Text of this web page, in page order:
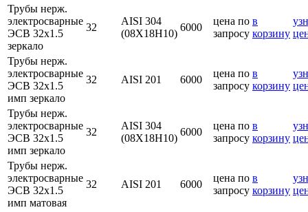
Трубы нерж.
электросварные
ЭСВ 32х1.5
зеркало
32
AISI 304
(08Х18Н10)
6000
цена по
запросу
в
корзину
Трубы нерж.
электросварные
ЭСВ 32х1.5
имп зеркало
32 AISI 201 6000
цена по
запросу
в
корзину
Трубы нерж.
электросварные
ЭСВ 32х1.5
имп зеркало
32
AISI 304
(08Х18Н10)
6000
цена по
запросу
в
корзину
Трубы нерж.
электросварные
ЭСВ 32х1.5
имп матовая
32 AISI 201 6000
цена по
запросу
в
корзину